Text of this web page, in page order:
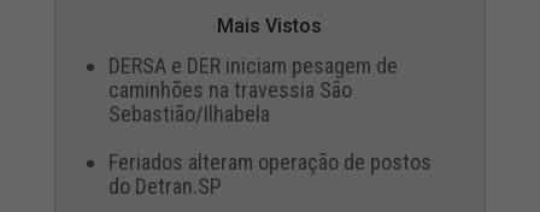
Mais Vistos
DERSA e DER iniciam pesagem de
caminhões na travessia São
Sebastião/Ilhabela
Feriados alteram operação de postos
do Detran.SP